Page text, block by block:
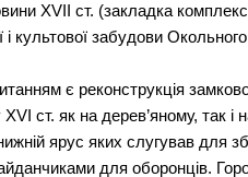
XVII ст. (закладка
i культової забудови
є реконструкція
ст. як на дерев’яному, так
ярус яких слугував для
для оборонцiв.